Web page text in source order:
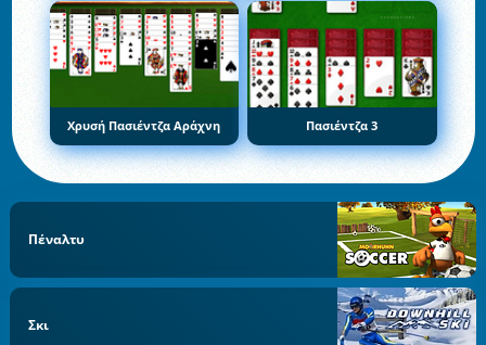
Χρυσή Πασιέντζα Αράχνη Πασιέντζα 3
Πέναλτυ
Σκι